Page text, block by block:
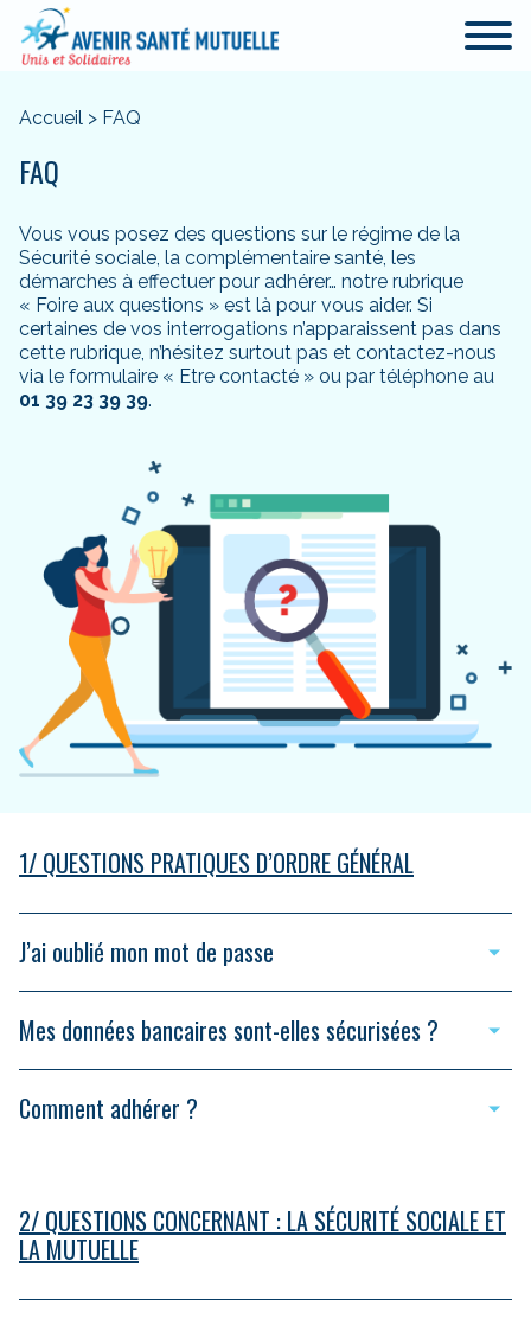
Accueil > FAQ
FAQ
Vous vous posez des questions sur le régime de la
Sécurité sociale, la complémentaire santé, les
démarches à effectuer pour adhérer… notre rubrique
« Foire aux questions » est là pour vous aider. Si
certaines de vos interrogations n’apparaissent pas dans
cette rubrique, n’hésitez surtout pas et contactez-nous
via le formulaire « Etre contacté » ou par téléphone au
01 39 23 39 39.
1/ QUESTIONS PRATIQUES D’ORDRE GÉNÉRAL
J’ai oublié mon mot de passe
Mes données bancaires sont-elles sécurisées ?
Comment adhérer ?
2/ QUESTIONS CONCERNANT : LA SÉCURITÉ SOCIALE ET
LA MUTUELLE